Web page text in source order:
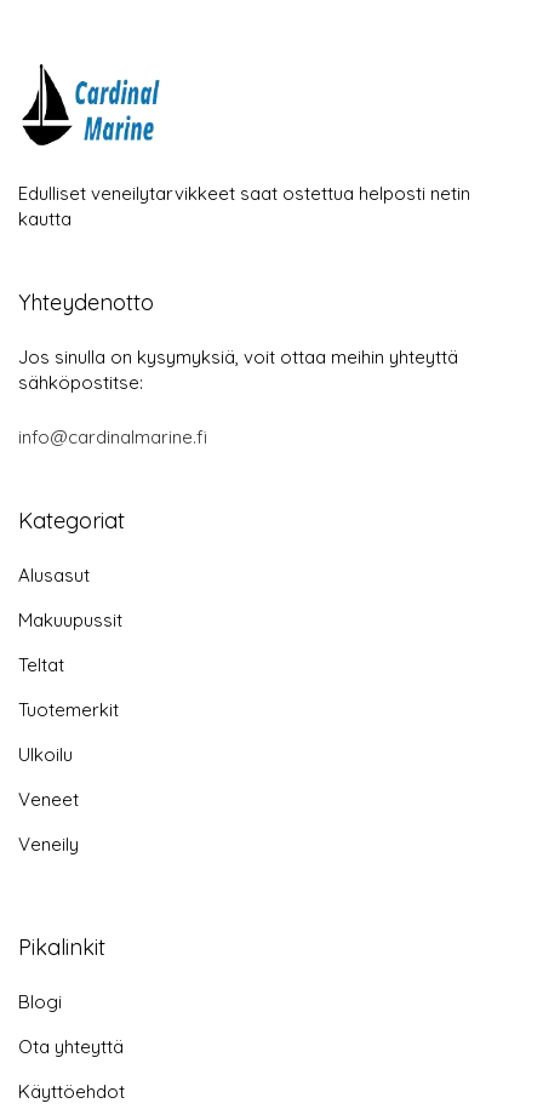
Edulliset veneilytarvikkeet saat ostettua helposti netin
kautta
Yhteydenotto
Jos sinulla on kysymyksiä, voit ottaa meihin yhteyttä
sähköpostitse:
info@cardinalmarine.fi
Kategoriat
Alusasut
Makuupussit
Teltat
Tuotemerkit
Ulkoilu
Veneet
Veneily
Pikalinkit
Blogi
Ota yhteyttä
Käyttöehdot